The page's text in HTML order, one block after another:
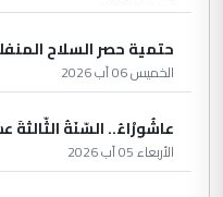
حتمية حصر السلاح
الخميس 06 آب 2026
عاشُورْاءُ.. السّنَةُ
الأربعاء 05 آب 2026